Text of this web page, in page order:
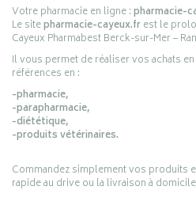
Votre pharmacie en ligne :pharmacie-
Le sitepharmacie-cayeux.frest le
Cayeux Pharmabest Berck-sur-Mer –
Il vous permet de réaliser vos achats
références en :
-pharmacie,
-parapharmacie,
-diététique,
-produits vétérinaires.
Commandez simplement vos produits
rapide au drive ou la livraison à